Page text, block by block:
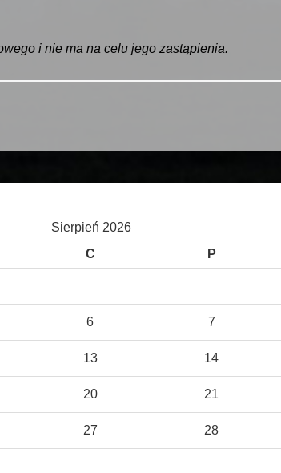
i nie ma na celu jego zastąpienia.
Sierpień 2026
C P
6 7
13 14
20 21
27 28